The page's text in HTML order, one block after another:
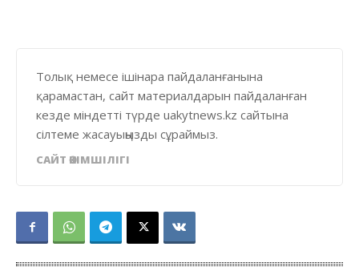
Толық немесе ішінара пайдаланғанына
қарамастан, сайт материалдарын пайдаланған
кезде міндетті түрде uakytnews.kz сайтына
сілтеме жасауыңызды сұраймыз.
САЙТ ӘКІМШІЛІГІ